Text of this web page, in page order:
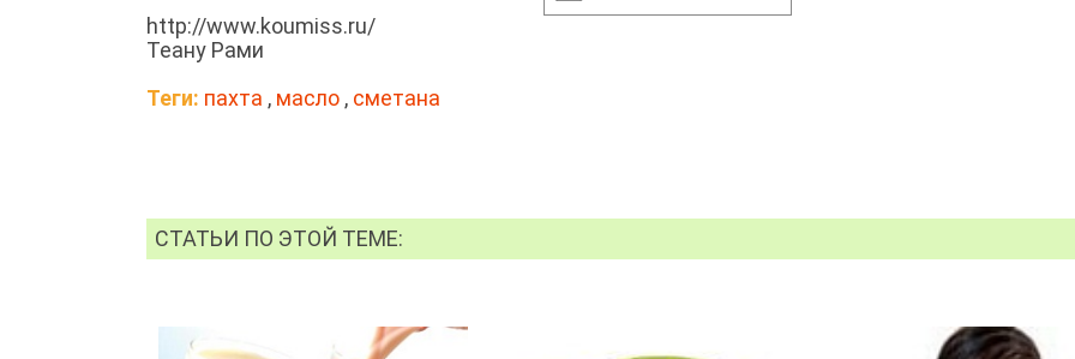
http://www.koumiss.ru/
Теану Рами
Теги: пахта , масло , сметана
СТАТЬИ ПО ЭТОЙ ТЕМЕ: